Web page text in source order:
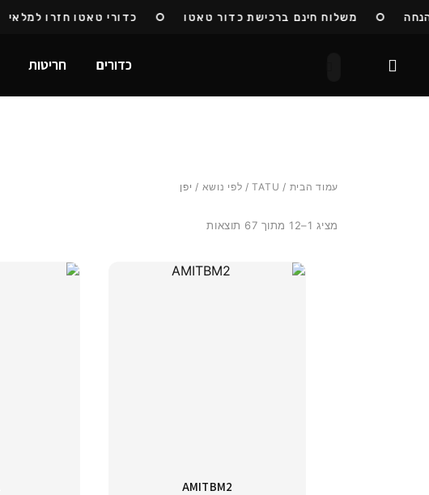
משלוח חינם ברכישת כדור טאטו כדורי טאטו חזרו למלאי
כדורים חריטות
עמוד הבית /
TATU
/ לפי נושא / יפן
מציג 1–12 מתוך 67 תוצאות
AMITBM2